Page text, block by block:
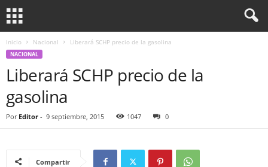
Inicio Nacional Liberará SCHP precio de la gasolina
NACIONAL
Liberará SCHP precio de la
gasolina
Por Editor - 9 septiembre, 2015 1047 0
Compartir